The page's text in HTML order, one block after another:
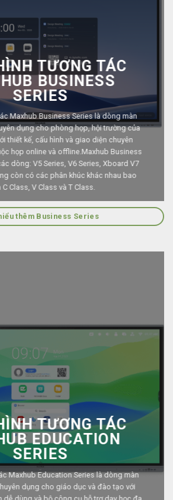
TƯƠNG TÁC
BUSINESS
SERIES
Maxhub Business Series là dòng màn
dụng cho phòng họp, hội trường của
thiết kế, cấu hình và giao diện chuyên
họp online và offline.Maxhub Business
dòng: V5 Series, V6 Series, Xboard V7
còn có các phân khúc khác nhau bao
C Class, V Class và T Class.
thêm Business Series
TƯƠNG TÁC
EDUCATION
SERIES
Maxhub Education Series là dòng màn
dụng cho giáo dục và đào tạo với